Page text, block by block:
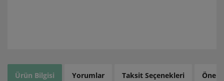
Ürün Bilgisi Yorumlar Taksit Seçenekleri